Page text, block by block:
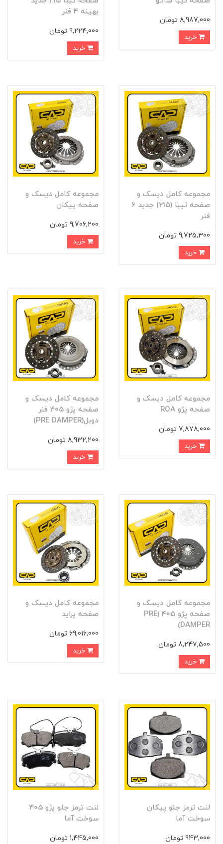
8,987,000 تومان
بهينه 4 فنر
9,224,000 تومان
مجموعه کامل ديسک و
صفحه تيبا (215) جدید 6
فنر
9,725,300 تومان
مجموعه کامل ديسک و
صفحه پيکان
9,706,200 تومان
مجموعه کامل ديسک و
صفحه پژو ROA
7,878,000 تومان
مجموعه کامل ديسک و
صفحه پژو 405 فنر
دوبل(PRE DAMPER)
8,932,200 تومان
مجموعه کامل ديسک و
صفحه پژو 405 (PRE
DAMPER)
8,247,500 تومان
مجموعه کامل ديسک و
صفحه پرايد
69,016,000 تومان
لنت ترمز جلو پيکان
سوخت آما
943,000 تومان
لنت ترمز جلو پژو 405
سوخت آما
1,445,000 تومان